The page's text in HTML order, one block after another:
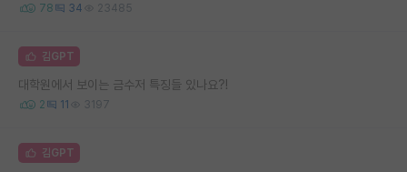
78 34 23485
김GPT
대학원에서 보이는 금수저 특징들 있나요?!
2 11 3197
김GPT